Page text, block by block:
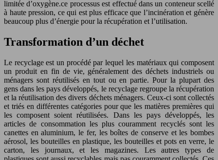
limitée d’oxygène.ce processus est effectué dans un conteneur scellé
à haute pression, ce qui est plus efficace que l’incinération et génère
beaucoup plus d’énergie pour la récupération et l’utilisation.
Transformation d’un déchet
Le recyclage est un procédé par lequel les matériaux qui composent
un produit en fin de vie, généralement des déchets industriels ou
ménagers sont réutilisés en tout ou en partie. Pour la plupart des
gens dans les pays développés, le recyclage regroupe la récupération
et la réutilisation des divers déchets ménagers. Ceux-ci sont collectés
et triés en différentes catégories pour que les matières premières qui
les composent soient réutilisées. Dans les pays développés, les
articles de consommation les plus couramment recyclés sont les
canettes en aluminium, le fer, les boîtes de conserve et les bombes
aérosol, les bouteilles en plastique, les bouteilles et pots en verre, le
carton, les journaux, et les magazines. Les autres types de